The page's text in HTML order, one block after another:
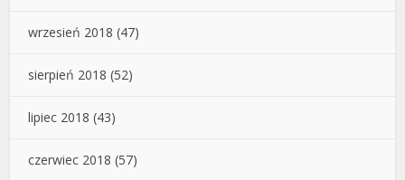
wrzesień 2018 (47)
sierpień 2018 (52)
lipiec 2018 (43)
czerwiec 2018 (57)